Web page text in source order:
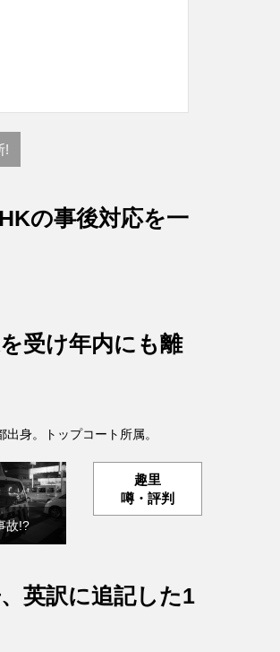
!
の事後対応を一
受け年内にも離
身。トップコート所属。
故!?
趣里
噂・評判
英訳に追記した1